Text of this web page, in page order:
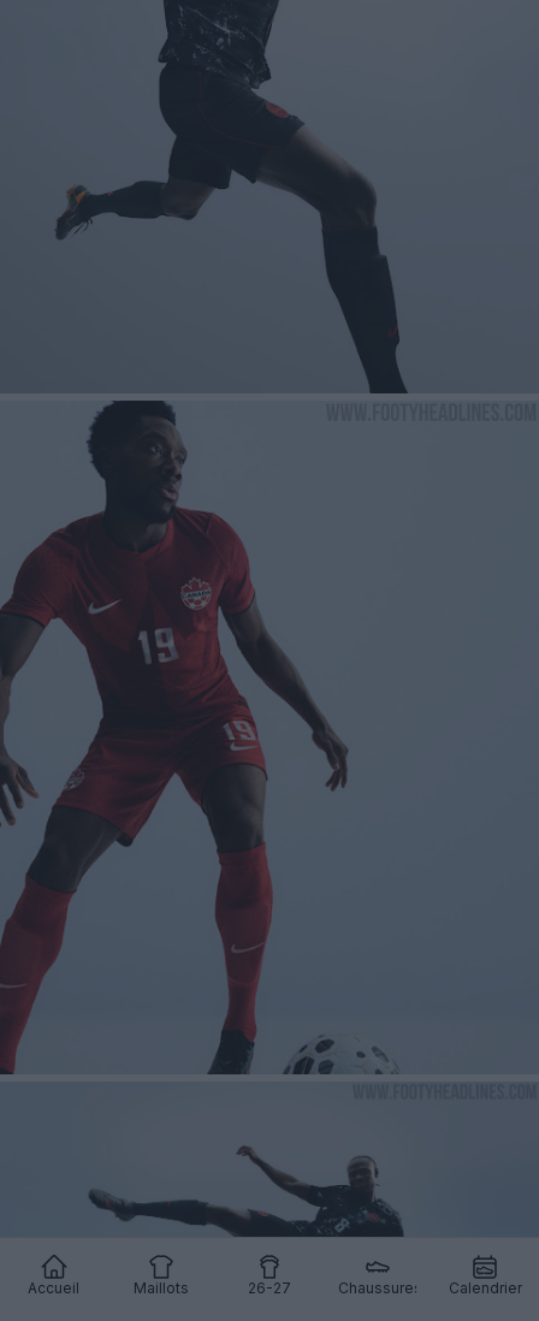
Accueil Maillots 26-27 Chaussures Calendrier